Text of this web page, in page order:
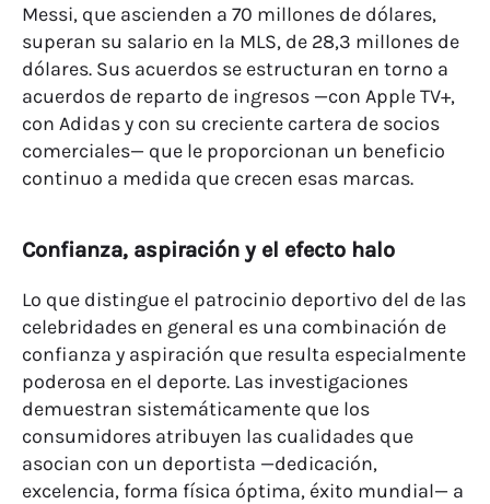
Messi, que ascienden a 70 millones de dólares,
superan su salario en la MLS, de 28,3 millones de
dólares. Sus acuerdos se estructuran en torno a
acuerdos de reparto de ingresos —con Apple TV+,
con Adidas y con su creciente cartera de socios
comerciales— que le proporcionan un beneficio
continuo a medida que crecen esas marcas.
Confianza, aspiración y el efecto halo
Lo que distingue el patrocinio deportivo del de las
celebridades en general es una combinación de
confianza y aspiración que resulta especialmente
poderosa en el deporte. Las investigaciones
demuestran sistemáticamente que los
consumidores atribuyen las cualidades que
asocian con un deportista —dedicación,
excelencia, forma física óptima, éxito mundial— a